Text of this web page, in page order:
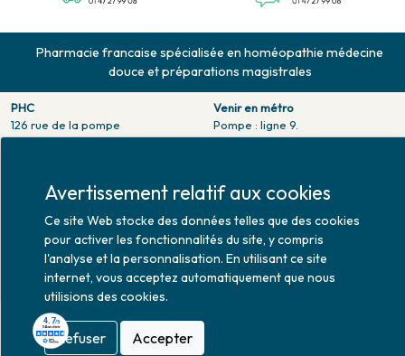
Pharmacie francaise spécialisée en homéopathie médecine
douce et préparations magistrales
PHC
126 rue de la pompe
75116 PARIS
Lundi : 10h30 - 20h00
Mardi au vendredi : 9h00 -
Samedi : 9h30 - 20h00
Venir en métro
Pompe : ligne 9.
Trocadero : ligne 6/9.
Venir en bus
Avertissement relatif aux cookies
Ce site Web stocke des données telles que des cookies
pour activer les fonctionnalités du site, y compris
l'analyse et la personnalisation. En utilisant ce site
internet, vous acceptez automatiquement que nous
utilisions des cookies.
Refuser Accepter